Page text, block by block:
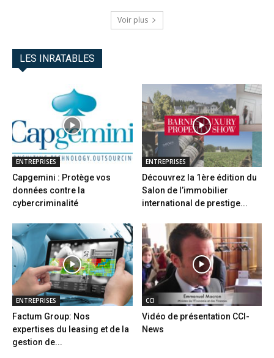
Voir plus
LES INRATABLES
ENTREPRISES
Capgemini : Protège vos
données contre la
cybercriminalité
ENTREPRISES
Découvrez la 1ère édition du
Salon de l’immobilier
international de prestige...
ENTREPRISES
Factum Group: Nos
expertises du leasing et de la
gestion de...
CCI
Vidéo de présentation CCI-
News